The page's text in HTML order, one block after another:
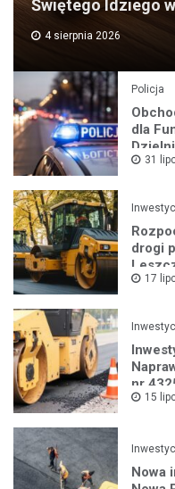
Świętego Idziego
4 sierpnia 2026
Policja
dla
31
drogi
17
nr
15
Nowa